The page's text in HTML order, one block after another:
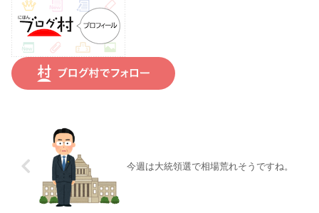
今週は大統領選で相場荒れそうですね。